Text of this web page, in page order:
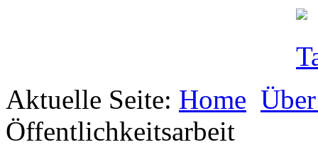
Aktuelle Seite: Home
Öffentlichkeitsarbeit